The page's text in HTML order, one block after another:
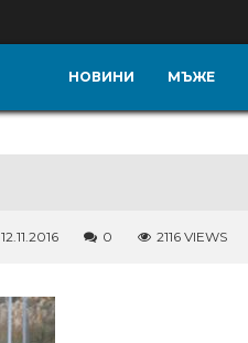
НОВИНИ МЪЖЕ
12.11.2016 0 2116 VIEWS